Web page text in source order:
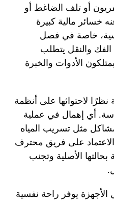
أو تلف الضاغط أو
خسائر مالية كبيرة
خاصة في فصل
الفك والنقل يتطلب
الأدوات والخبرة
لاحتوائها على أنظمة
أي إهمال في عملية
مثل تسريب المياه
على فريق محترف
الأصلية وتجنب
يوفر راحة نفسية